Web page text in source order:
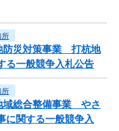
所
防災対策事業 打杭地
る一般競争入札公告
所
域総合整備事業 やさ
関する一般競争入